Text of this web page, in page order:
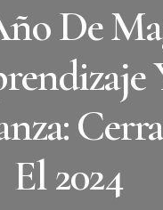
De
El 2024